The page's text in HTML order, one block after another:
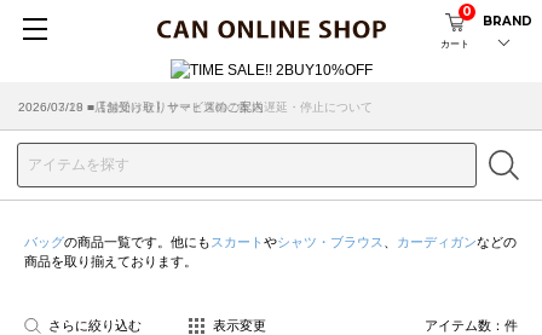
カート
0
BRAND
2026/07/29 ■【お知らせ】ヤマト運輸の配送遅延・停止について
2026/03/18 ■店舗受け取りサービスのご案内
バッグの商品一覧です。他にも スカート やシャツ・ブラウス カーディガンなどの
商品を取り揃えております。
さらに絞り込む 表示変更 アイテム数： 件